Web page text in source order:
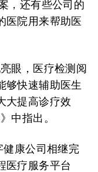
，还有些公司的
医院用来帮助医
眼，医疗检测阅
够快速辅助医生
大提高诊疗效
中指出。
康公司相继完
医疗服务平台